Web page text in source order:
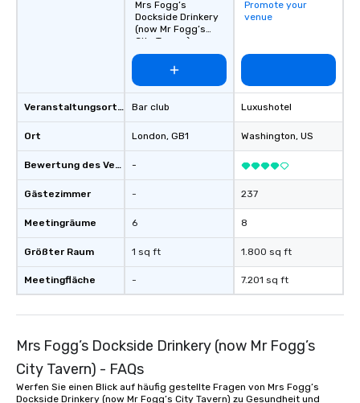
Veranstaltungsortstyp
Ort
Bewertung des Veranstaltungsortes
Gästezimmer
Meetingräume
Größter Raum
Meetingfläche
Mrs Fogg’s
Dockside Drinkery
(now Mr Fogg’s
City Tavern)
Bar club
London, GB1
-
-
6
1 sq ft
-
Promote your
venue
Luxushotel
Washington, US
237
8
1.800 sq ft
7.201 sq ft
Mrs Fogg’s Dockside Drinkery (now Mr Fogg’s
City Tavern) - FAQs
Werfen Sie einen Blick auf häufig gestellte Fragen von Mrs Fogg’s
Dockside Drinkery (now Mr Fogg’s City Tavern) zu Gesundheit und